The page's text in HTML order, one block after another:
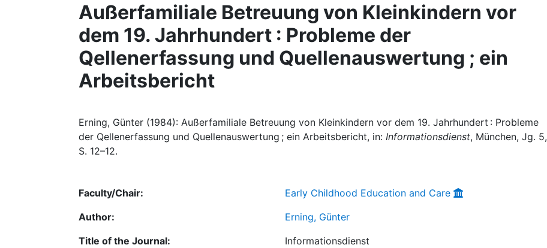
Außerfamiliale Betreuung von Kleinkindern vor
dem 19. Jahrhundert : Probleme der
Qellenerfassung und Quellenauswertung ; ein
Arbeitsbericht
Erning, Günter (1984): Außerfamiliale Betreuung von Kleinkindern vor dem 19. Jahrhundert : Probleme
der Qellenerfassung und Quellenauswertung ; ein Arbeitsbericht, in: Informationsdienst, München, Jg. 5,
S. 12–12.
Faculty/Chair:
Early Childhood Education and Care
Author:
Erning, Günter
Title of the Journal:
Informationsdienst